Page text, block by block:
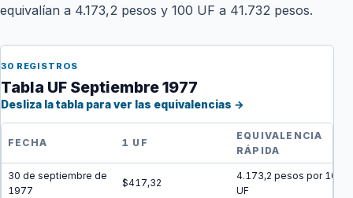
equivalían a 4.173,2 pesos y 100 UF a 41.732 pesos.
30 REGISTROS
Tabla UF Septiembre 1977
Desliza la tabla para ver las equivalencias →
FECHA 1 UF
EQUIVALENCIA
RÁPIDA
30 de septiembre de
1977
$417,32
4.173,2 pesos por 10
UF